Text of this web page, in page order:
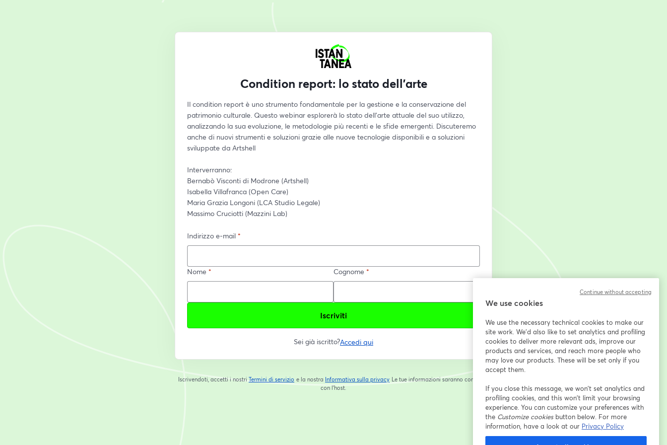
Condition report: lo stato dell'arte
Il condition report è uno strumento fondamentale per la gestione e la conservazione del
patrimonio culturale. Questo webinar esplorerà lo stato dell'arte attuale del suo utilizzo,
analizzando la sua evoluzione, le metodologie più recenti e le sfide emergenti. Discuteremo
anche di nuovi strumenti e soluzioni grazie alle nuove tecnologie disponibili e a soluzioni
sviluppate da Artshell
Interverranno:
Bernabò Visconti di Modrone (Artshell)
Isabella Villafranca (Open Care)
Maria Grazia Longoni (LCA Studio Legale)
Massimo Cruciotti (Mazzini Lab)
Indirizzo e-mail *
Nome * Cognome *
Iscriviti
Sei già iscritto?Accedi qui
Iscrivendoti, accetti i nostri Termini di servizio
si apre in una nuova scheda
e la nostra Informativa sulla privacy Le tue informazioni saranno condivise
con l'host.
We use cookies
We use the necessary technical cookies to make our
site work. We'd also like to set analytics and profiling
cookies to deliver more relevant ads, improve our
products and services, and reach more people who
may love our products. These will be set only if you
accept them.
If you close this message, we won’t set analytics and
profiling cookies, and this won’t limit your browsing
experience. You can customize your preferences with
the Customize cookiesbutton below. For more
information, have a look at our Privacy Policy
Continue without accepting